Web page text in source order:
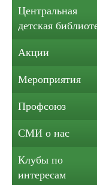
Центральная
детская
Акции
Мероприятия
Профсоюз
СМИ о нас
Клубы по
интересам